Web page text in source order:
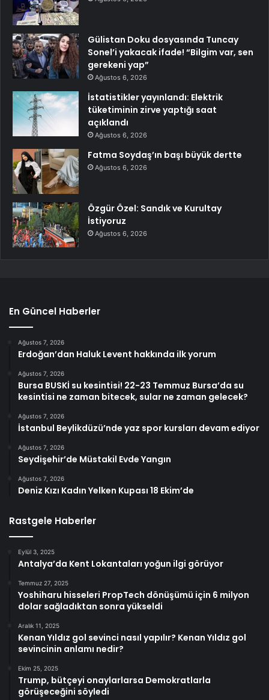
Gülistan Doku dosyasında Tuncay
Sonel’i yakacak ifade! “Bilgim var, sen
gerekeni yap”
Ağustos 6, 2026
İstatistikler yayınlandı: Elektrik
tüketiminin zirve yaptığı saat
açıklandı
Ağustos 6, 2026
Fatma Soydaş’ın başı büyük dertte
Ağustos 6, 2026
Özgür Özel: Sandık ve Kurultay
İstiyoruz
Ağustos 6, 2026
En Güncel Haberler
Ağustos 7, 2026
Erdoğan’dan Haluk Levent hakkında ilk yorum
Ağustos 7, 2026
Bursa BUSKİ su kesintisi! 22-23 Temmuz Bursa’da su
kesintisi ne zaman bitecek, sular ne zaman gelecek?
Ağustos 7, 2026
İstanbul Beylikdüzü’nde yaz spor kursları devam ediyor
Ağustos 7, 2026
Seydişehir’de Müstakil Evde Yangın
Ağustos 7, 2026
Deniz Kızı Kadın Yelken Kupası 18 Ekim’de
Rastgele Haberler
Eylül 3, 2025
Antalya’da Kent Lokantaları yoğun ilgi görüyor
Temmuz 27, 2025
Yoshiharu hisseleri PropTech dönüşümü için 6 milyon
dolar sağladıktan sonra yükseldi
Aralık 11, 2025
Kenan Yıldız gol sevinci nasıl yapılır? Kenan Yıldız gol
sevincinin anlamı nedir?
Ekim 25, 2025
Trump, bütçeyi onaylarlarsa Demokratlarla
görüşeceğini söyledi